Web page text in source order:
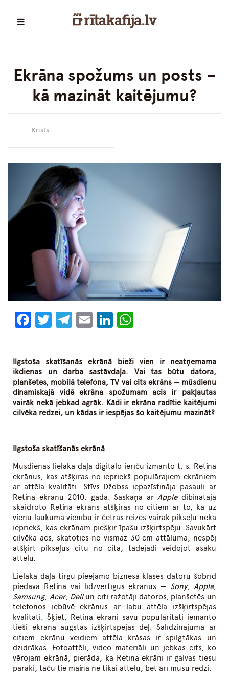
Ekrāna spožums un posts –
kā mazināt kaitējumu?
Krists
Facebook
Twitter
Telegram
EmailLinkedIn
Ilgstoša skatīšanās ekrānā bieži vien ir neatņemama
ikdienas un darba sastāvdaļa. Vai tas būtu datora,
planšetes, mobilā telefona, TV vai cits ekrāns — mūsdienu
dinamiskajā vidē ekrāna spožumam acis ir pakļautas
vairāk nekā jebkad agrāk. Kādi ir ekrāna radītie kaitējumi
cilvēka redzei, un kādas ir iespējas šo kaitējumu mazināt?
Ilgstoša skatīšanās ekrānā
Mūsdienās lielākā daļa digitālo ierīču izmanto t. s. Retina
ekrānus, kas atšķiras no iepriekš populārajiem ekrāniem
ar attēla kvalitāti. Stīvs Džobss iepazīstināja pasauli ar
Retina ekrānu 2010. gadā. Saskaņā arAppledibinātāja
skaidroto Retina ekrāns atšķiras no citiem ar to, ka uz
vienu laukuma vienību ir četras reizes vairāk pikseļu nekā
iepriekš, kas ekrānam piešķir īpašu izšķirtspēju. Savukārt
cilvēka acs, skatoties no vismaz 30 cm attāluma, nespēj
atšķirt pikseļus citu no cita, tādējādi veidojot asāku
attēlu.
Lielākā daļa tirgū pieejamo biznesa klases datoru šobrīd
piedāvā Retina vai līdzvērtīgus ekrānus — Sony, Apple,
Samsung, Acer, Dellun citi ražotāji datoros, planšetēs un
telefonos iebūvē ekrānus ar labu attēla izšķirtspējas
kvalitāti. Šķiet, Retina ekrāni savu popularitāti iemanto
tieši ekrāna augstās izšķirtspējas dēļ. Salīdzinājumā ar
citiem ekrānu veidiem attēla krāsas ir spilgtākas un
dzidrākas. Fotoattēli, video materiāli un jebkas cits, ko
vērojam ekrānā, pierāda, ka Retina ekrāni ir galvas tiesu
pārāki, taču tie maina ne tikai attēlu, bet arī mūsu redzi.